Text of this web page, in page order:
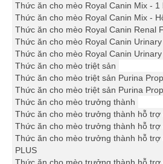
Thức ăn cho mèo Royal Canin Mix - 1
Thức ăn cho mèo Royal Canin Mix -
Thức ăn cho mèo Royal Canin Renal
Thức ăn cho mèo Royal Canin Urinary
Thức ăn cho mèo Royal Canin
Thức ăn cho mèo triệt sản
Thức ăn cho mèo triệt sản Purina
Thức ăn cho mèo triệt sản Purina
Thức ăn cho mèo trưởng thành
Thức ăn cho mèo trưởng thành hỗ trợ
Thức ăn cho mèo trưởng thành hỗ trợ
Thức ăn cho mèo trưởng thành hỗ trợ
PLUS